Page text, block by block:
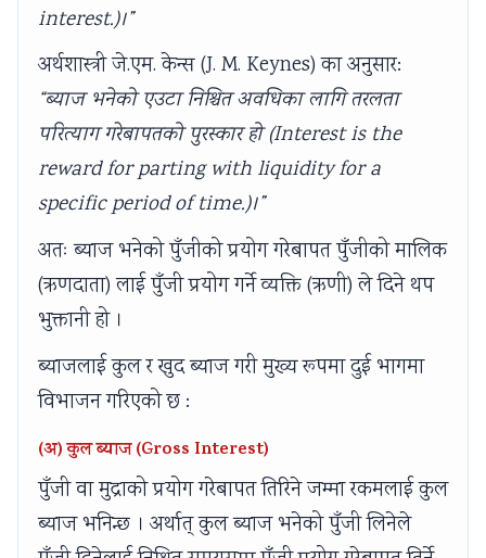
interest.)।”
अर्थशास्त्री जे.एम. केन्स (J. M. Keynes) का अनुसार:
“ब्याज भनेको एउटा निश्चित अवधिका लागि तरलता
परित्याग गरेबापतको पुरस्कार हो (Interest is the
reward for parting with liquidity for a
specific period of time.)।”
अतः ब्याज भनेको पुँजीको प्रयोग गरेबापत पुँजीको मालिक
(ऋणदाता) लाई पुँजी प्रयोग गर्ने व्यक्ति (ऋणी) ले दिने थप
भुक्तानी हो ।
ब्याजलाई कुल र खुद ब्याज गरी मुख्य रूपमा दुई भागमा
विभाजन गरिएको छ :
(अ) कुल ब्याज (Gross Interest)
पुँजी वा मुद्राको प्रयोग गरेबापत तिरिने जम्मा रकमलाई कुल
ब्याज भनिन्छ । अर्थात् कुल ब्याज भनेको पुँजी लिनेले